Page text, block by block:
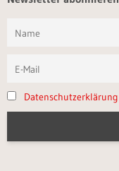
Datenschutzerklärung